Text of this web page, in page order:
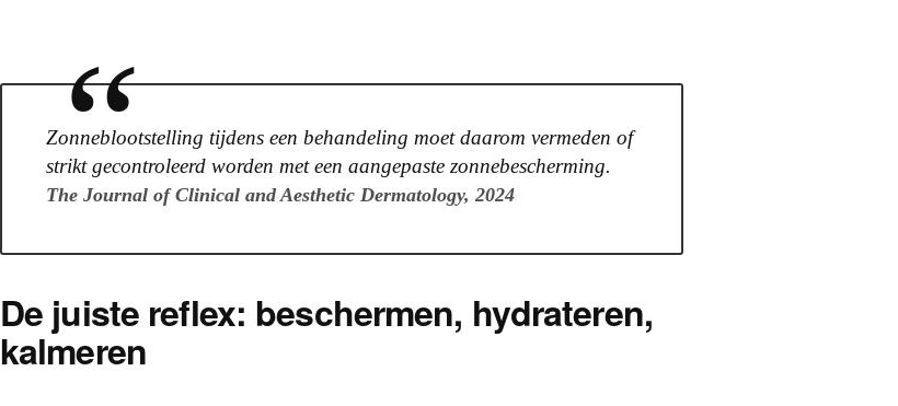
“
Zonneblootstelling tijdens een behandeling moet daarom vermeden of
strikt gecontroleerd worden met een aangepaste zonnebescherming.
The Journal of Clinical and Aesthetic Dermatology, 2024
De juiste reflex: beschermen, hydrateren,
kalmeren